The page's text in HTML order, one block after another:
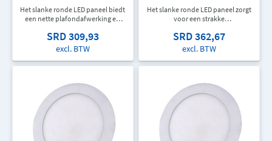
Het slanke ronde LED paneel biedt
een nette plafondafwerking en
voor woningen, kantoren, winkels
en andere professionele
SRD 309,93
excl. BTW
Het slanke ronde LED paneel zorgt
voor een strakke
verlichting. Geschikt voor
woningen, kantoren en andere
uitstraling gewenst is.
SRD 362,67
excl. BTW